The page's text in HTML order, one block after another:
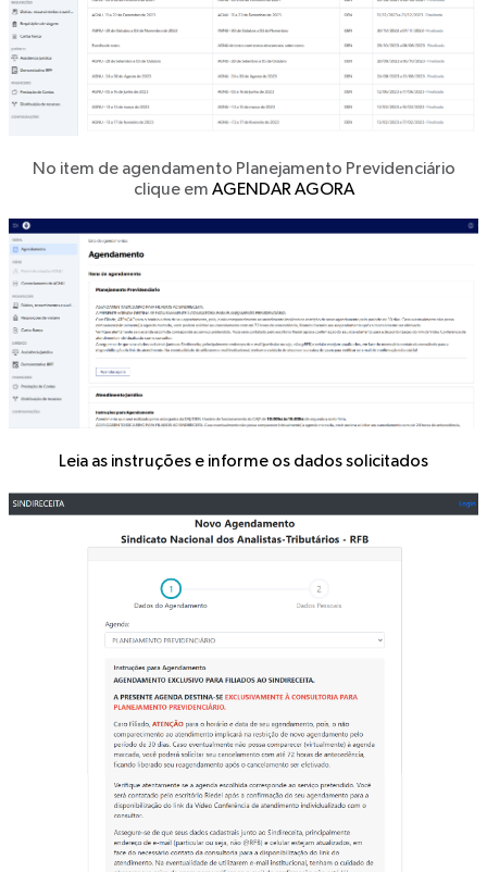
No item de agendamento Planejamento Previdenciário
clique em AGENDAR AGORA
Leia as instruções e informe os dados solicitados